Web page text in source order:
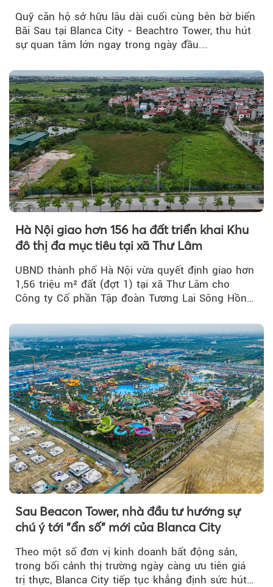
Quỹ căn hộ sở hữu lâu dài cuối cùng bên bờ biển
Bãi Sau tại Blanca City - Beachtro Tower, thu hút
sự quan tâm lớn ngay trong ngày đầu...
Hà Nội giao hơn 156 ha đất triển khai Khu
đô thị đa mục tiêu tại xã Thư Lâm
UBND thành phố Hà Nội vừa quyết định giao hơn
1,56 triệu m² đất (đợt 1) tại xã Thư Lâm cho
Công ty Cổ phần Tập đoàn Tương Lai Sông Hồng
Sau Beacon Tower, nhà đầu tư hướng sự
chú ý tới "ẩn số" mới của Blanca City
Theo một số đơn vị kinh doanh bất động sản,
trong bối cảnh thị trường ngày càng ưu tiên giá
trị thực, Blanca City tiếp tục khẳng định sức hút